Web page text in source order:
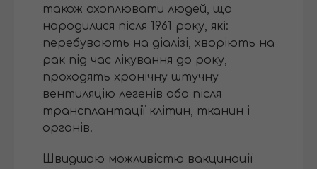
також охоплювати людей, що
народилися після 1961 року, які:
перебувають на діалізі, хворіють на
рак під час лікування до року,
проходять хронічну штучну
вентиляцію легенів або після
трансплантації клітин, тканин і
органів.
Швидшою можливістю вакцинації